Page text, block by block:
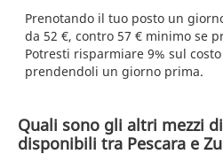
Prenotando il tuo posto un
da 52 €, contro 57 € minimo se
Potresti risparmiare 9% sul
prendendoli un giorno prima.
Quali sono gli altri mezzi
disponibili tra Pescara e